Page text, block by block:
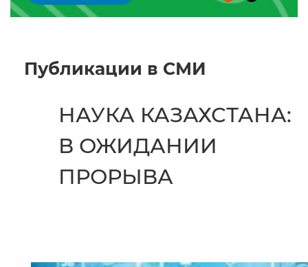
Публикации в СМИ
НАУКА КАЗАХСТАНА:
В ОЖИДАНИИ
ПРОРЫВА